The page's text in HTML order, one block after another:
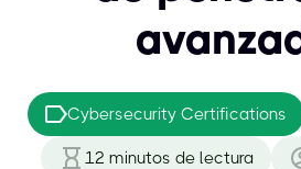
Cybersecurity Certifications
12 minutos de lectura